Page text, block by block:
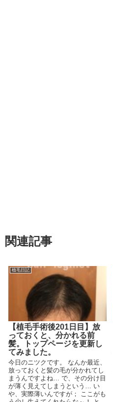
関連記事
植毛日記
【植毛手術後201日目】放
っておくと、分かれる前
髪。トップページを更新し
てみました。
今日のニツクです。 なんか最近、
放っておくと髪の毛が分かれてし
まうんですよね… で、その分け目
が薄く見えてしまうという… い
や、実際薄いんですが； ここがも